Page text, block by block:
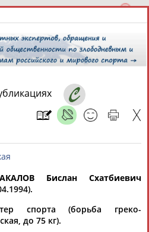
2026 года,
И СПЕЦИАЛИСТЫ
Расширенный поиск
римская
Бислан Схатбиевич
спорта (борьба греко-
до 75 кг).